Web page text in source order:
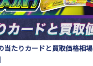
当たりカードと買取価格相場